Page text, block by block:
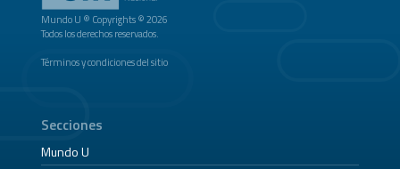
Mundo U ® Copyrights © 2026
Todos los derechos reservados.
Términos y condiciones del sitio
Secciones
Mundo U